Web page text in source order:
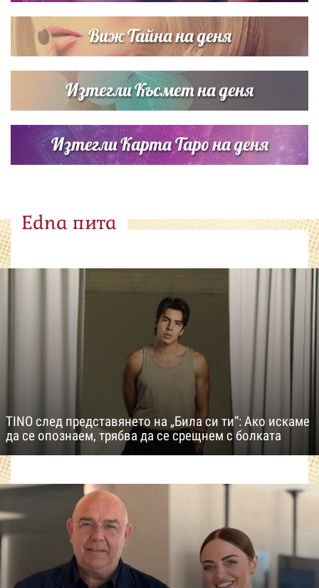
Виж Тайна на деня
Изтегли Късмет на деня
Изтегли Карта Таро на деня
Edna пита
TINO след представянето на „Била си ти“: Ако искаме
да се опознаем, трябва да се срещнем с болката